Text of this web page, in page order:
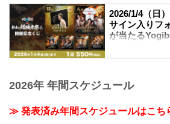
jp.rizinff.com
【11/26更新】
2025」では、
ークイベントや
ントが盛りだく
入場は無料！今
アリーナで
いたします。
ABEMA presents
Yogibo presents
の公式グッズ予
20時よりスター
朝倉未来をデザ
『RIZIN 超強者
の『TRACK
Anniversary バー
2026/1/4（日
サイン入りフ
が当たる
走の超強者祭
RIZIN
本日より、くじ
催を記念したオ
ト！
2026年 年間スケジュール
≫ 発表済み年間スケジュールはこち